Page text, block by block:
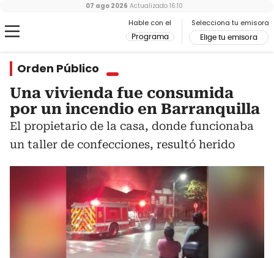
Hable con el
Programa
Selecciona tu emisora
Elige tu emisora
07 ago 2026 Actualizado 16:10
Orden Público
Una vivienda fue consumida
por un incendio en Barranquilla
El propietario de la casa, donde funcionaba
un taller de confecciones, resultó herido